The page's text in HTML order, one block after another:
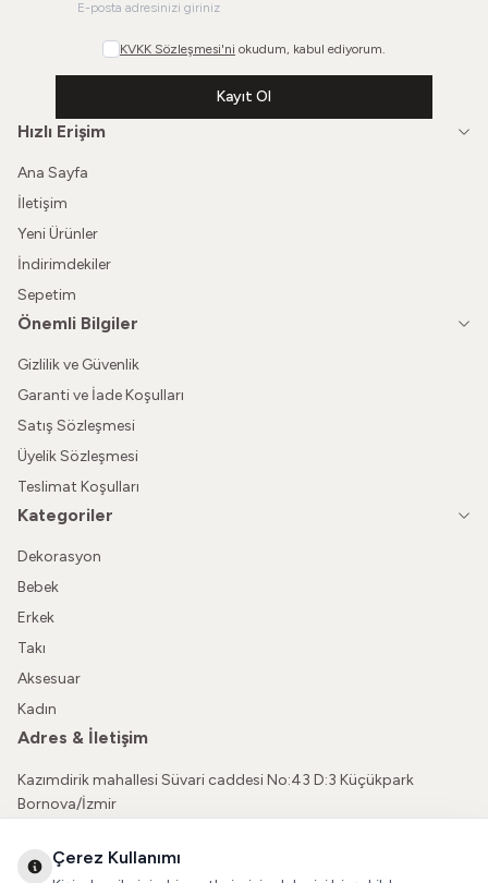
KVKK Sözleşmesi'ni okudum, kabul ediyorum.
Kayıt Ol
Hızlı Erişim
Ana Sayfa
İletişim
Yeni Ürünler
İndirimdekiler
Sepetim
Önemli Bilgiler
Gizlilik ve Güvenlik
Garanti ve İade Koşulları
Satış Sözleşmesi
Üyelik Sözleşmesi
Teslimat Koşulları
Kategoriler
Dekorasyon
Bebek
Erkek
Takı
Aksesuar
Kadın
Adres & İletişim
Kazımdirik mahallesi Süvari caddesi No:43 D:3 Küçükpark
Bornova/İzmir
vatkaliguve@gmail.com
Çerez Kullanımı